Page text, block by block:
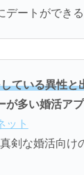
デートができ
ている異性と
が多い婚活ア
ット
剣な婚活向け